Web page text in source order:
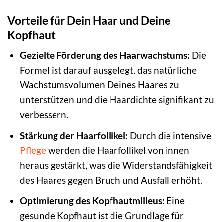
Vorteile für Dein Haar und Deine
Kopfhaut
Gezielte Förderung des Haarwachstums: Die
Formel ist darauf ausgelegt, das natürliche
Wachstumsvolumen Deines Haares zu
unterstützen und die Haardichte signifikant zu
verbessern.
Stärkung der Haarfollikel: Durch die intensive
Pflegewerden die Haarfollikel von innen
heraus gestärkt, was die Widerstandsfähigkeit
des Haares gegen Bruch und Ausfall erhöht.
Optimierung des Kopfhautmilieus: Eine
gesunde Kopfhaut ist die Grundlage für